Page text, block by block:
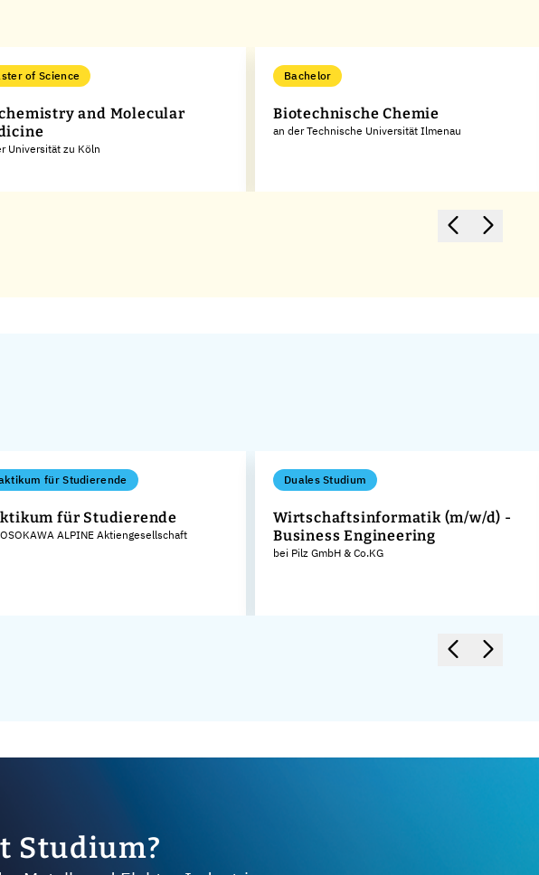
of Science
and Molecular
Universität zu Köln
Bachelor
Biotechnische Chemie
an der Technische Universität Ilmenau
für Studierende
für Studierende
ALPINE Aktiengesellschaft
Duales Studium
Wirtschaftsinformatik (m/w/d) -
Business Engineering
bei Pilz GmbH & Co.KG
Studium?